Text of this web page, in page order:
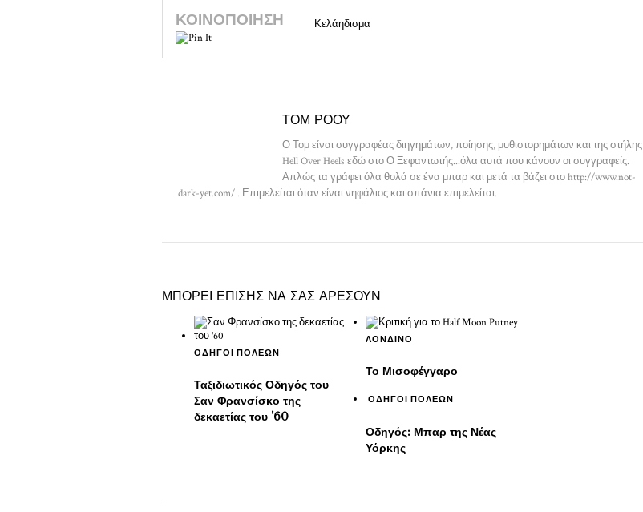
ΚΟΙΝΟΠΟΊΗΣΗ Κελάηδισμα
ΤΟΜ ΡΌΟΥ
Ο Τομ είναι συγγραφέας διηγημάτων, ποίησης, μυθιστορημάτων και της στήλης
Hell Over Heels εδώ στο Ο Ξεφαντωτής...όλα αυτά που κάνουν οι συγγραφείς.
Απλώς τα γράφει όλα θολά σε ένα μπαρ και μετά τα βάζει στο http://www.not-
dark-yet.com/ . Επιμελείται όταν είναι νηφάλιος και σπάνια επιμελείται.
ΜΠΟΡΕΊ ΕΠΊΣΗΣ ΝΑ ΣΑΣ ΑΡΈΣΟΥΝ
ΟΔΗΓΟΊ ΠΌΛΕΩΝ
Ταξιδιωτικός Οδηγός του
Σαν Φρανσίσκο της
δεκαετίας του '60
ΛΟΝΔΊΝΟ
Το Μισοφέγγαρο
ΟΔΗΓΟΊ ΠΌΛΕΩΝ
Οδηγός: Μπαρ της Νέας
Υόρκης